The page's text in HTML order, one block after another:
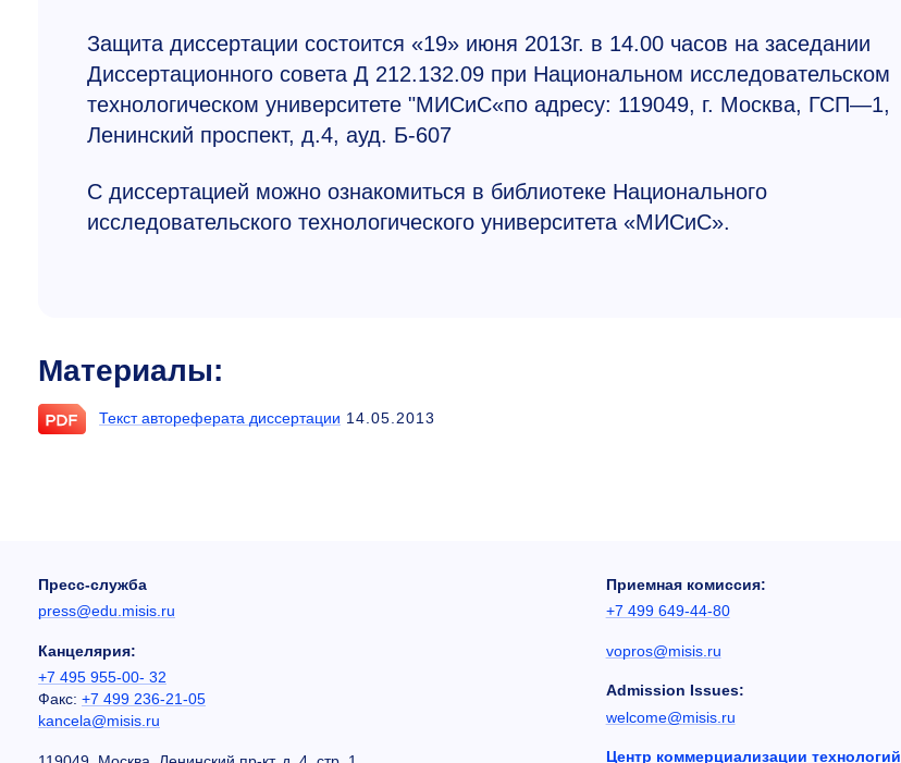
Защита диссертации состоится «19» июня 2013г. в 14.00 часов на заседании
Диссертационного совета Д 212.132.09 при Национальном исследовательском
технологическом университете "МИСиС«по адресу: 119049, г. Москва, ГСП—1,
Ленинский проспект, д.4, ауд. Б-607
С диссертацией можно ознакомиться в библиотеке Национального
исследовательского технологического университета «МИСиС».
Материалы:
Текст автореферата диссертации 14.05.2013
Пресс-служба
press@edu.misis.ru
Канцелярия:
+7 495 955-00- 32
Факс: +7 499 236-21-05
kancela@misis.ru
Приемная комиссия:
+7 499 649-44-80
vopros@misis.ru
Admission Issues:
welcome@misis.ru
Центр коммерциализации технологий